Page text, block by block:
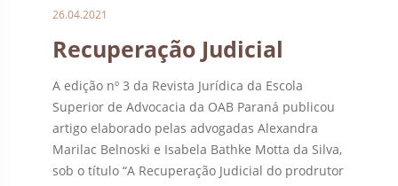
26.04.2021
Recuperação Judicial
A edição nº 3 da Revista Jurídica da Escola
Superior de Advocacia da OAB Paraná publicou
artigo elaborado pelas advogadas Alexandra
Marilac Belnoski e Isabela Bathke Motta da Silva,
sob o título “A Recuperação Judicial do prodrutor